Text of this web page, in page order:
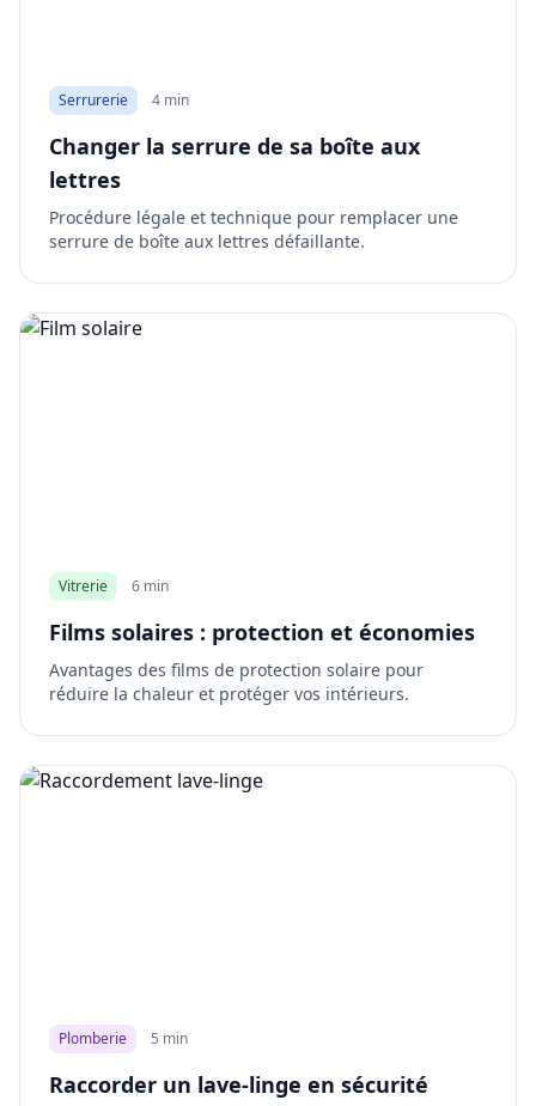
Serrurerie 4 min
Changer la serrure de sa boîte aux
lettres
Procédure légale et technique pour remplacer une
serrure de boîte aux lettres défaillante.
Vitrerie 6 min
Films solaires : protection et économies
Avantages des films de protection solaire pour
réduire la chaleur et protéger vos intérieurs.
Plomberie 5 min
Raccorder un lave-linge en sécurité